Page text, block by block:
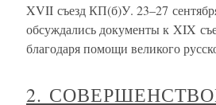
XVII съезд КП(б)У. 23–27
обсуждались документы к XIX
благодаря помощи великого
2.